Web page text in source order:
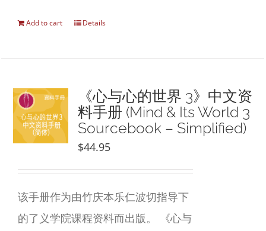
Add to cart Details
《心与心的世界 3》中文资
料手册 (Mind & Its World 3
Sourcebook – Simplified)
$44.95
该手册作为由竹庆本乐仁波切指导下
的了义学院课程资料而出版。 《心与